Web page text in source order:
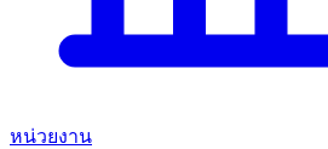
หน่วยงาน